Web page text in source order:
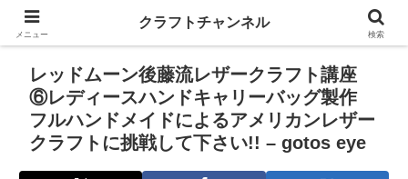
レッドムーン後藤流レザークラフト講座
⑥レディースハンドキャリーバッグ製作
フルハンドメイドによるアメリカンレザー
クラフトに挑戦して下さい!! – gotos eye
メニュー
クラフトチャンネル
検索